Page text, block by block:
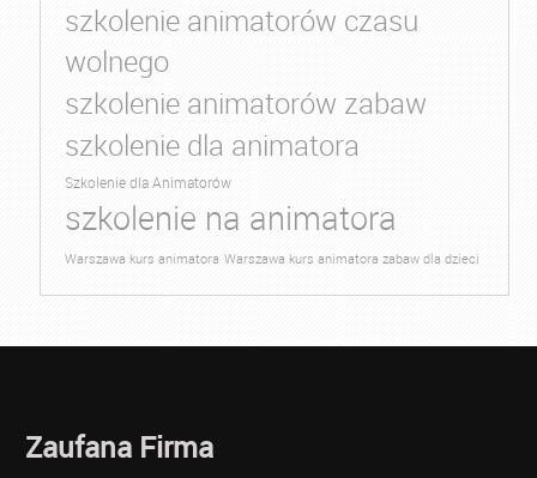
szkolenie animatorów czasu
wolnego
szkolenie animatorów zabaw
szkolenie dla animatora
Szkolenie dla Animatorów
szkolenie na animatora
Warszawa kurs animatora Warszawa kurs animatora zabaw dla dzieci
Zaufana Firma